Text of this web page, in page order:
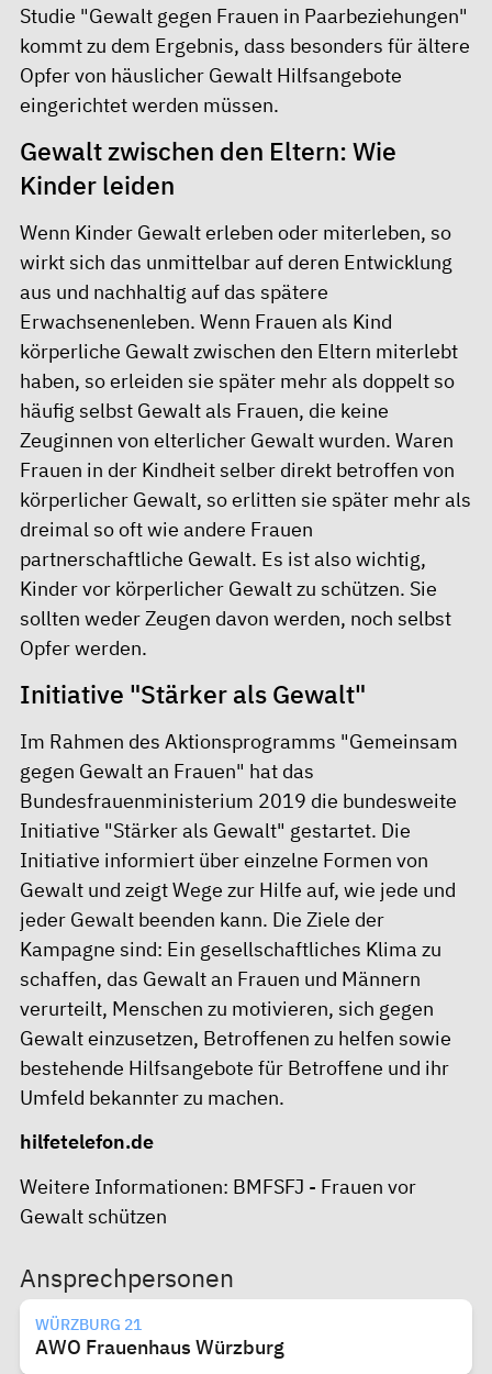
Studie "Gewalt gegen Frauen in Paarbeziehungen"
kommt zu dem Ergebnis, dass besonders für ältere
Opfer von häuslicher Gewalt Hilfsangebote
eingerichtet werden müssen.
Gewalt zwischen den Eltern: Wie
Kinder leiden
Wenn Kinder Gewalt erleben oder miterleben, so
wirkt sich das unmittelbar auf deren Entwicklung
aus und nachhaltig auf das spätere
Erwachsenenleben. Wenn Frauen als Kind
körperliche Gewalt zwischen den Eltern miterlebt
haben, so erleiden sie später mehr als doppelt so
häufig selbst Gewalt als Frauen, die keine
Zeuginnen von elterlicher Gewalt wurden. Waren
Frauen in der Kindheit selber direkt betroffen von
körperlicher Gewalt, so erlitten sie später mehr als
dreimal so oft wie andere Frauen
partnerschaftliche Gewalt. Es ist also wichtig,
Kinder vor körperlicher Gewalt zu schützen. Sie
sollten weder Zeugen davon werden, noch selbst
Opfer werden.
Initiative "Stärker als Gewalt"
Im Rahmen des Aktionsprogramms "Gemeinsam
gegen Gewalt an Frauen" hat das
Bundesfrauenministerium 2019 die bundesweite
Initiative "Stärker als Gewalt" gestartet. Die
Initiative informiert über einzelne Formen von
Gewalt und zeigt Wege zur Hilfe auf, wie jede und
jeder Gewalt beenden kann. Die Ziele der
Kampagne sind: Ein gesellschaftliches Klima zu
schaffen, das Gewalt an Frauen und Männern
verurteilt, Menschen zu motivieren, sich gegen
Gewalt einzusetzen, Betroffenen zu helfen sowie
bestehende Hilfsangebote für Betroffene und ihr
Umfeld bekannter zu machen.
hilfetelefon.de
Weitere Informationen: BMFSFJ - Frauen vor
Gewalt schützen
Ansprechpersonen
WÜRZBURG 21
AWO Frauenhaus Würzburg